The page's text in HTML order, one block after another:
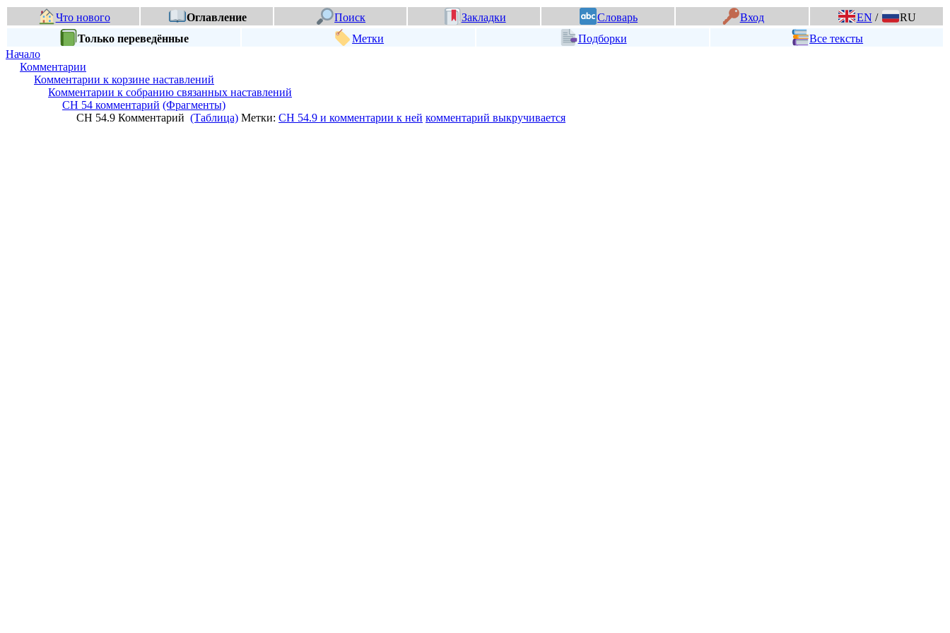
Что нового Оглавление Поиск Закладки Словарь Вход EN /
RU
Только переведённые
Метки Подборки
Все тексты
Начало
Комментарии
Комментарии к корзине наставлений
Комментарии к собранию связанных наставлений
СН 54 комментарий (Фрагменты)
СН 54.9 Комментарий (Таблица) Метки: СН 54.9 и комментарии к ней комментарий выкручивается